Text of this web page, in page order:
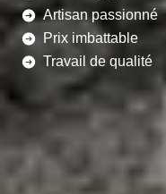
Artisan passionné
Prix imbattable
Travail de qualité